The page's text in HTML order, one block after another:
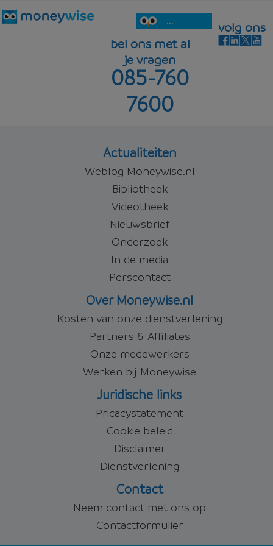
...
bel ons met al
je vragen
085-760
7600
volg ons
Actualiteiten
Weblog Moneywise.nl
Bibliotheek
Videotheek
Nieuwsbrief
Onderzoek
In de media
Perscontact
Over Moneywise.nl
Kosten van onze dienstverlening
Partners & Affiliates
Onze medewerkers
Werken bij Moneywise
Juridische links
Pricacystatement
Cookie beleid
Disclaimer
Dienstverlening
Contact
Neem contact met ons op
Contactformulier